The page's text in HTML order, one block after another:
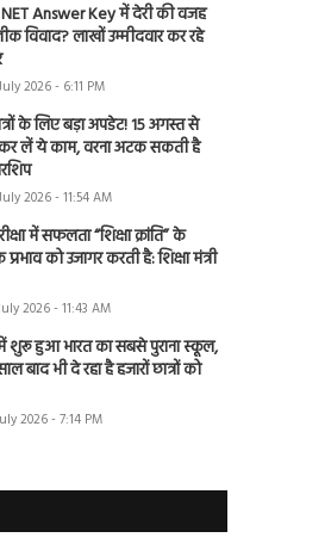
Answer Key में देरी की वजह
विवाद? लाखों उम्मीदवार कर रहे
2026 - 6:11 PM
के लिए बड़ा अपडेट! 15 अगस्त से
लें ये काम, वरना अटक सकती है
2026 - 11:54 AM
में सफलता “शिक्षा क्रांति” के
को उजागर करती है: शिक्षा मंत्री
2026 - 11:43 AM
शुरू हुआ भारत का सबसे पुराना स्कूल,
बाद भी दे रहा है हजारों छात्रों को
2026 - 7:14 PM